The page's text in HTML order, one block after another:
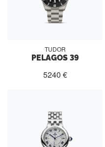
TUDOR
PELAGOS 39
5240 €